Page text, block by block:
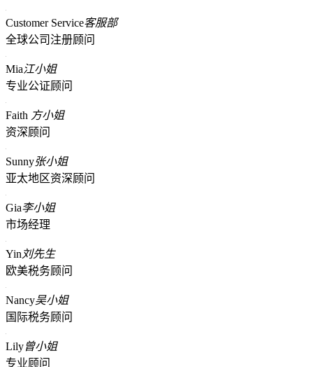
Customer Service客服部
全球公司注册顾问
Mia江小姐
专业公证顾问
Faith 方小姐
资深顾问
Sunny张小姐
亚太地区资深顾问
Gia李小姐
市场经理
Yin 刘先生
欧美税务顾问
Nancy吴小姐
国际税务顾问
Lily曾小姐
专业顾问